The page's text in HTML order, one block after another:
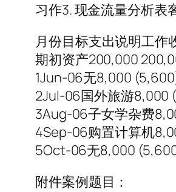
习作3. 现金流量分析表
月份目标支出说明工作
期初资产200,000
1Jun-06无8,000
2Jul-06国外旅游8,000
3Aug-06子女学杂费
4Sep-06购置计算机
5Oct-06无8,000
附件案例题目：